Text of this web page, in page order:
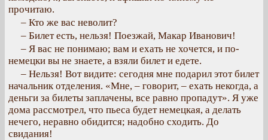
прочитаю.
– Кто же вас неволит?
– Билет есть, нельзя! Поезжай, Макар Иванович!
– Я вас не понимаю; вам и ехать не хочется, и по-
немецки вы не знаете, а взяли билет и едете.
– Нельзя! Вот видите: сегодня мне подарил этот билет
начальник отделения. «Мне, – говорит, – ехать некогда, а
деньги за билеты заплачены, все равно пропадут». Я уже
дома рассмотрел, что пьеса будет немецкая, а делать
нечего, неравно обидится; надобно сходить. До
свидания!